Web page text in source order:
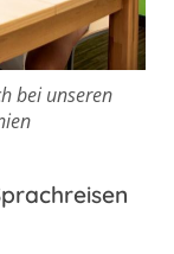
bei unseren